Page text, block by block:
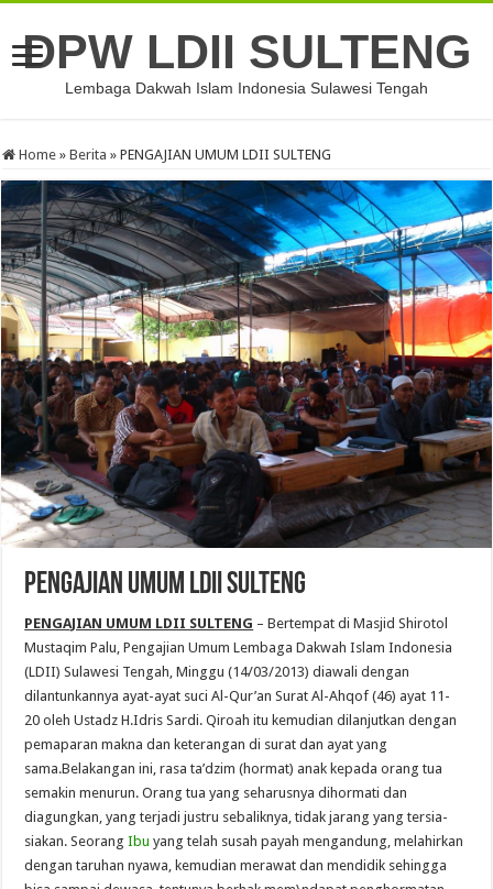
DPW LDII SULTENG
Lembaga Dakwah Islam Indonesia Sulawesi Tengah
Home » Berita » PENGAJIAN UMUM LDII SULTENG
PENGAJIAN UMUM LDII SULTENG
PENGAJIAN UMUM LDII SULTENG – Bertempat di Masjid Shirotol
Mustaqim Palu, Pengajian Umum Lembaga Dakwah Islam Indonesia
(LDII) Sulawesi Tengah, Minggu (14/03/2013) diawali dengan
dilantunkannya ayat-ayat suci Al-Qur’an Surat Al-Ahqof (46) ayat 11-
20 oleh Ustadz H.Idris Sardi. Qiroah itu kemudian dilanjutkan dengan
pemaparan makna dan keterangan di surat dan ayat yang
sama.Belakangan ini, rasa ta’dzim (hormat) anak kepada orang tua
semakin menurun. Orang tua yang seharusnya dihormati dan
diagungkan, yang terjadi justru sebaliknya, tidak jarang yang tersia-
siakan. SeorangIbu yang telah susah payah mengandung, melahirkan
dengan taruhan nyawa, kemudian merawat dan mendidik sehingga